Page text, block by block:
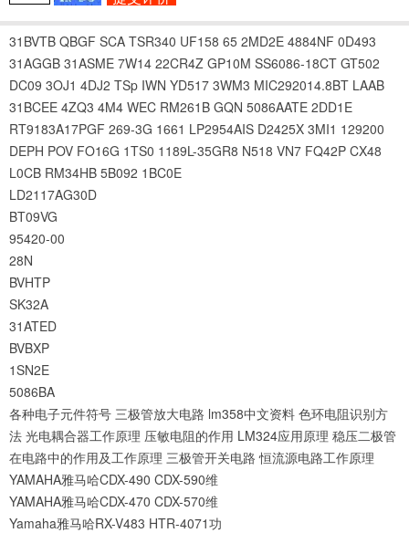
31BVTB QBGF SCA TSR340 UF158 65 2MD2E 4884NF 0D493
31AGGB 31ASME 7W14 22CR4Z GP10M SS6086-18CT GT502
DC09 3OJ1 4DJ2 TSp IWN YD517 3WM3 MIC292014.8BT LAAB
31BCEE 4ZQ3 4M4 WEC RM261B GQN 5086AATE 2DD1E
RT9183A17PGF 269-3G 1661 LP2954AIS D2425X 3MI1 129200
DEPH POV FO16G 1TS0 1189L-35GR8 N518 VN7 FQ42P CX48
L0CB RM34HB 5B092 1BC0E
LD2117AG30D
BT09VG
95420-00
28N
BVHTP
SK32A
31ATED
BVBXP
1SN2E
5086BA
各种电子元件符号 三极管放大电路 lm358中文资料 色环电阻识别方
法 光电耦合器工作原理 压敏电阻的作用 LM324应用原理 稳压二极管
在电路中的作用及工作原理 三极管开关电路 恒流源电路工作原理
YAMAHA雅马哈CDX-490 CDX-590维
YAMAHA雅马哈CDX-470 CDX-570维
Yamaha雅马哈RX-V483 HTR-4071功